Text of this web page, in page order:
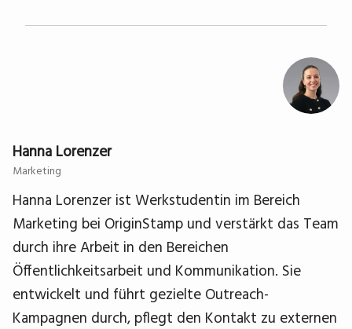
Hanna Lorenzer
Marketing
Hanna Lorenzer ist Werkstudentin im Bereich
Marketing bei OriginStamp und verstärkt das Team
durch ihre Arbeit in den Bereichen
Öffentlichkeitsarbeit und Kommunikation. Sie
entwickelt und führt gezielte Outreach-
Kampagnen durch, pflegt den Kontakt zu externen